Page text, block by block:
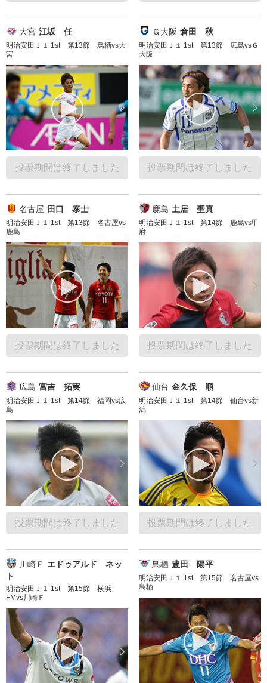
大宮 江坂 任
明治安田Ｊ１ 1st 第13節 鳥栖vs大
宮
投票期間は終了しました
Ｇ大阪 倉田 秋
明治安田Ｊ１ 1st 第13節 広島vsＧ
大阪
投票期間は終了しました
名古屋 田口 泰士
明治安田Ｊ１ 1st 第13節 名古屋vs
鹿島
投票期間は終了しました
鹿島 土居 聖真
明治安田Ｊ１ 1st 第14節 鹿島vs甲
府
投票期間は終了しました
広島 宮吉 拓実
明治安田Ｊ１ 1st 第14節 福岡vs広
島
投票期間は終了しました
仙台 金久保 順
明治安田Ｊ１ 1st 第14節 仙台vs新
潟
投票期間は終了しました
川崎Ｆ
エドゥアルド ネッ
ト
明治安田Ｊ１ 1st 第15節 横浜
FMvs川崎Ｆ
鳥栖 豊田 陽平
明治安田Ｊ１ 1st 第15節 名古屋vs
鳥栖